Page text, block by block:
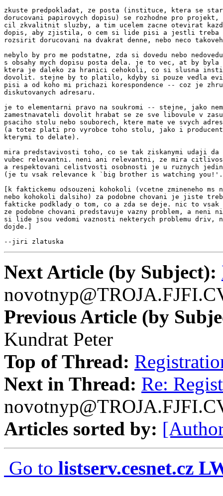
zkuste predpokladat, ze posta (instituce, ktera se
dorucovani papirovych dopisu) se rozhodne pro
cil zkvalitnit sluzby, a tim ucelem zacne otevirat
dopis, aby zjistila, o cem si lide pisi a jestli treba
rozsirit dorucovani na dvakrat denne, nebo neco
nebylo by pro me podstatne, zda si dovedu nebo
s obsahy mych dopisu posta dela. je to vec, at by
ktera je daleko za hranici cehokoli, co si slusna
dovolit. stejne by to platilo, kdyby si pouze vedla
pisi a od koho mi prichazi korespondence -- coz je
diskutovanych adresaru.
je to elementarni pravo na soukromi -- stejne, jako
zamestnavateli dovolit hrabat se ze sve libovule v
psaciho stolu nebo souborech, ktere mate ve svych
(a totez plati pro vyrobce toho stolu, jako i
kterymi to delate).
mira predstavivosti toho, co se tak ziskanymi udaji
vubec relevantni. neni ani relevantni, ze mira
a respektovani celistvosti osobnosti je u ruznych
(je tu vsak relevance k `big brother is watching
[k faktickemu odsouzeni kohokoli (vcetne zmineneho ms
nebo kohokoli dalsiho) za podobne chovani je jiste
fakticke podklady o tom, co a zda se deje. nic to vsak
ze podobne chovani predstavuje vazny problem, a neni
si lide jsou vedomi vaznosti nekterych problemu driv,
dojde.]
--jiri zlatuska
Next Article (by Subject):
Previous Article (by
Kundrat Peter
Top of Thread:
Next in Thread: Re:
Articles sorted by:
Go to listserv.cesnet.cz